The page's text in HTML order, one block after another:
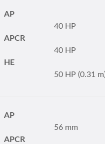
AP
40 HP
APCR
40 HP
HE
50 HP (0.31
AP
56 mm
APCR